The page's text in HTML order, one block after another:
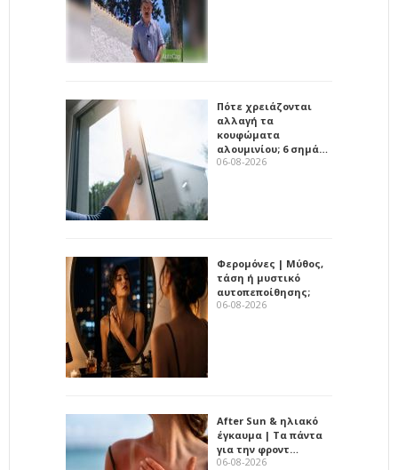
Πότε χρειάζονται
αλλαγή τα
κουφώματα
αλουμινίου; 6 σημά…
06-08-2026
Φερομόνες | Μύθος,
τάση ή μυστικό
αυτοπεποίθησης;
06-08-2026
After Sun & ηλιακό
έγκαυμα | Τα πάντα
για την φροντ…
06-08-2026